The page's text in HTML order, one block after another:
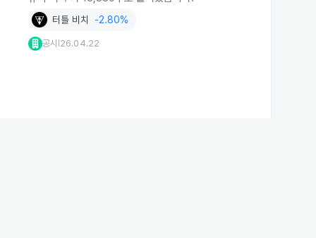
터틀 비치 -2.80%
공시 26.04.22